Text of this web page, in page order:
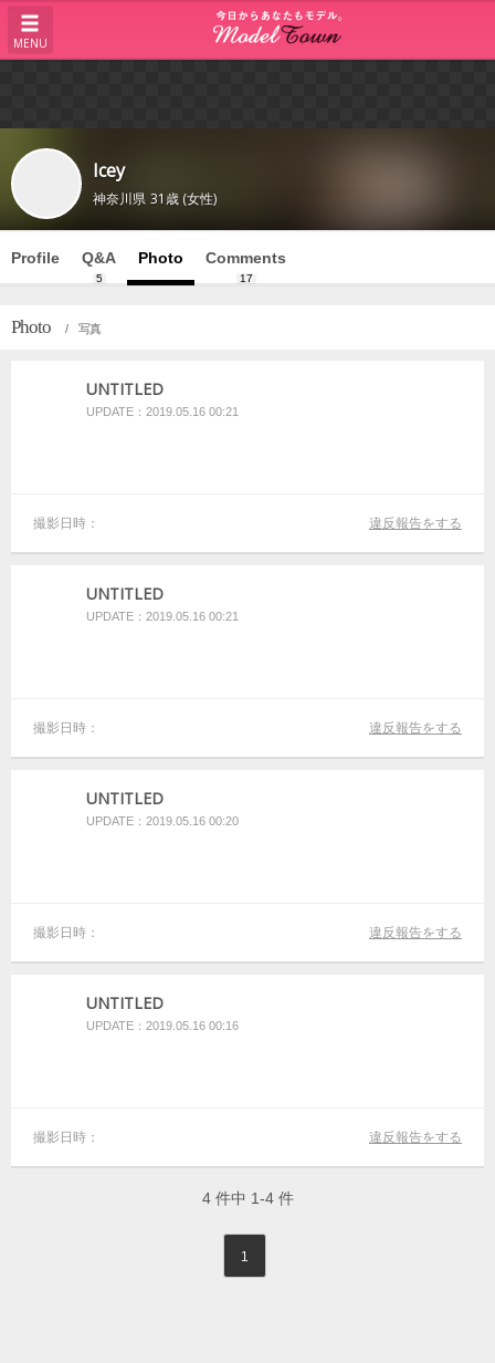
MENU
Icey
神奈川県 31歳 (女性)
Profile Q&A
5
Photo Comments
17
Photo / 写真
UNTITLED
UPDATE：2019.05.16 00:21
撮影日時： 違反報告をする
UNTITLED
UPDATE：2019.05.16 00:21
撮影日時： 違反報告をする
UNTITLED
UPDATE：2019.05.16 00:20
撮影日時： 違反報告をする
UNTITLED
UPDATE：2019.05.16 00:16
撮影日時： 違反報告をする
4件中 1-4件
1